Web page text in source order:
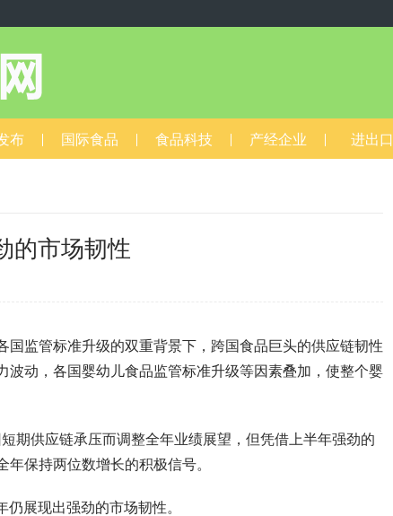
布 国际食品 食品科技 产经企业 进出口
的市场韧性
监管标准升级的双重背景下，跨国食品巨头的供应链韧性
动，各国婴幼儿食品监管标准升级等因素叠加，使整个婴
供应链承压而调整全年业绩展望，但凭借上半年强劲的
保持两位数增长的积极信号。
展现出强劲的市场韧性。